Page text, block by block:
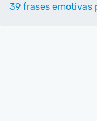
39 frases emotivas